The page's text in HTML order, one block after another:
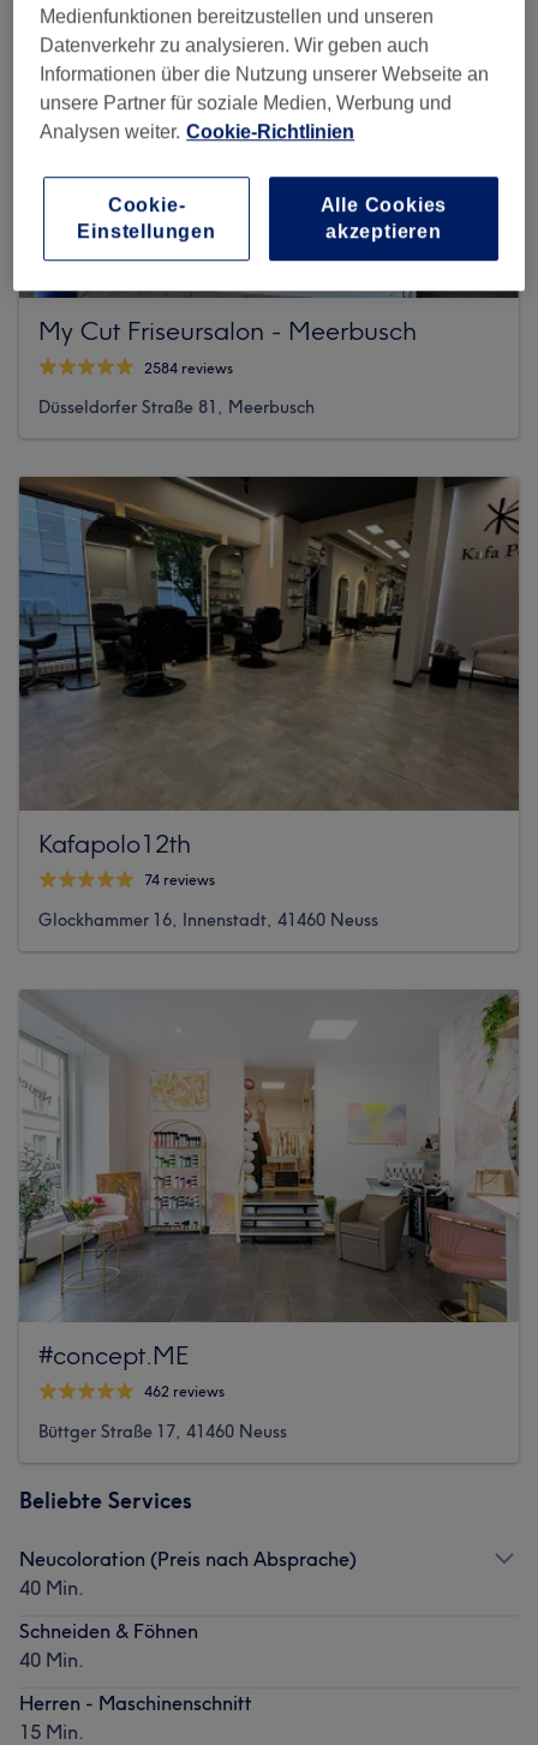
My Cut Friseursalon - Meerbusch
2584 reviews
Düsseldorfer Straße 81, Meerbusch
Kafapolo12th
74 reviews
Glockhammer 16, Innenstadt, 41460 Neuss
#concept.ME
462 reviews
Büttger Straße 17, 41460 Neuss
Beliebte Services
Neucoloration (Preis nach Absprache)
40 Min.
Schneiden & Föhnen
40 Min.
Herren - Maschinenschnitt
15 Min.
Medienfunktionen bereitzustellen und unseren
Datenverkehr zu analysieren. Wir geben auch
Informationen über die Nutzung unserer Webseite an
unsere Partner für soziale Medien, Werbung und
Analysen weiter. Cookie-Richtlinien
Cookie-
Einstellungen
Alle Cookies
akzeptieren